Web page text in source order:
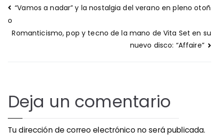
Navegación
de
entradas
“Vamos a nadar” y la nostalgia del verano en pleno otoñ
o
Romanticismo, pop y tecno de la mano de Vita Set en su
nuevo disco: “Affaire”
Deja un comentario
Tu dirección de correo electrónico no será publicada.